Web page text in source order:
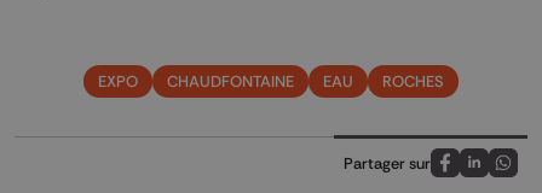
EXPO CHAUDFONTAINE EAU ROCHES
Partager sur
Partagez sur
Partagez